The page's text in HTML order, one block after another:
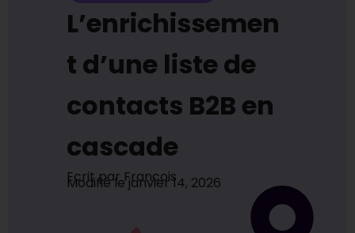
L’enrichissemen
t d’une liste de
contacts B2B en
cascade
Ecrit parFrancois
Modifié le janvier 14, 2026